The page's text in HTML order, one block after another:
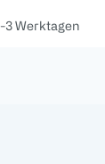
3 Werktagen